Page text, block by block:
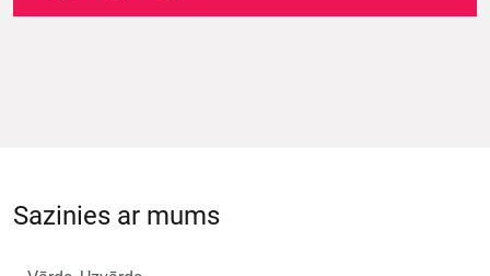
Sazinies ar mums